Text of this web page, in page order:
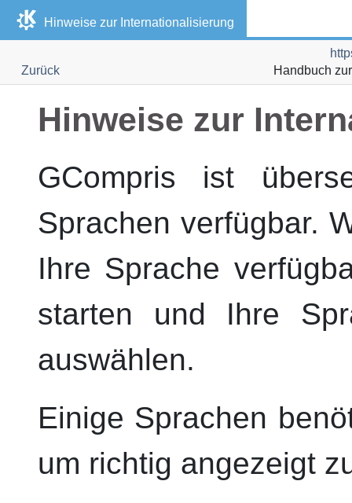
Hinweise zur Internationalisierung
Zurück
Handbuch
Hinweise zur
GCompris ist
Sprachen verfügbar.
Ihre Sprache
starten und Ihre
auswählen.
Einige Sprachen
um richtig angezeigt